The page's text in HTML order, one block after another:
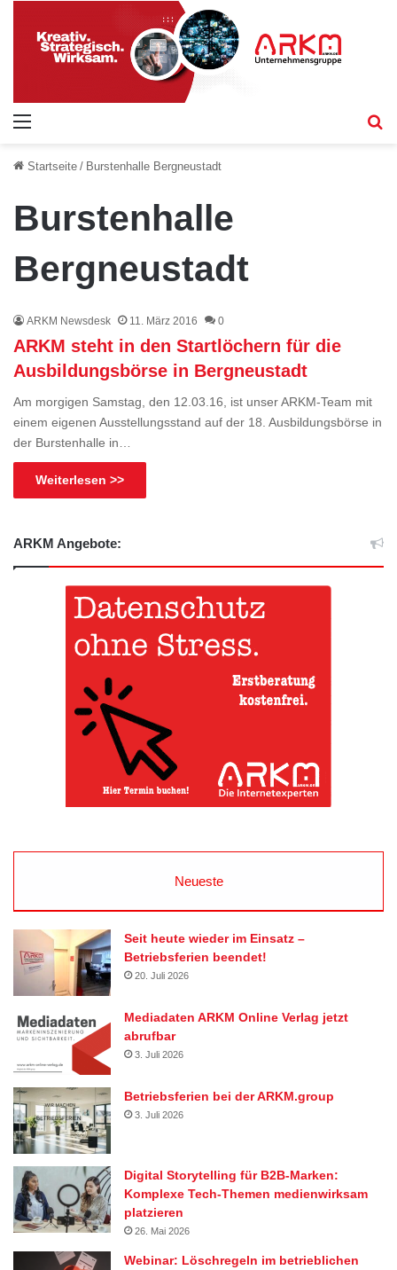
Startseite / Burstenhalle Bergneustadt
Burstenhalle
Bergneustadt
ARKM Newsdesk 11. März 2016 0
ARKM steht in den Startlöchern für die
Ausbildungsbörse in Bergneustadt
Am morgigen Samstag, den 12.03.16, ist unser ARKM-Team mit
einem eigenen Ausstellungsstand auf der 18. Ausbildungsbörse in
der Burstenhalle in…
Weiterlesen >>
ARKM Angebote:
Neueste
Seit heute wieder im Einsatz –
Betriebsferien beendet!
20. Juli 2026
Mediadaten ARKM Online Verlag jetzt
abrufbar
3. Juli 2026
Betriebsferien bei der ARKM.group
3. Juli 2026
Digital Storytelling für B2B-Marken:
Komplexe Tech-Themen medienwirksam
platzieren
26. Mai 2026
Webinar: Löschregeln im betrieblichen